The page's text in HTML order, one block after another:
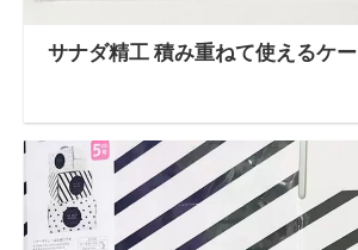
サナダ精工 積み重ねて使えるケ